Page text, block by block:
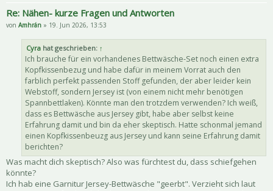
Re: Nähen- kurze Fragen und Antworten
von Amhrán » 19. Jun 2026, 13:53
Cyra hat geschrieben: ↑
Ich brauche für ein vorhandenes Bettwäsche-Set noch einen extra
Kopfkissenbezug und habe dafür in meinem Vorrat auch den
farblich perfekt passenden Stoff gefunden, der aber leider kein
Webstoff, sondern Jersey ist (von einem nicht mehr benötigen
Spannbettlaken). Könnte man den trotzdem verwenden? Ich weiß,
dass es Bettwäsche aus Jersey gibt, habe aber selbst keine
Erfahrung damit und bin da eher skeptisch. Hatte schonmal jemand
einen Kopfkissenbeuzg aus Jersey und kann seine Erfahrung damit
berichten?
Was macht dich skeptisch? Also was fürchtest du, dass schiefgehen
könnte?
Ich hab eine Garnitur Jersey-Bettwäsche "geerbt". Verzieht sich laut